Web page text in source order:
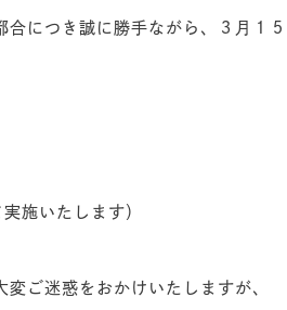
につき誠に勝手ながら、３月１
施いたします）
ご迷惑をおかけいたしますが、